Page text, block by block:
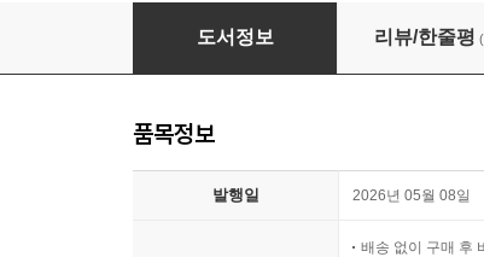
이왕이면 잘 팔리는 책을 쓰고 싶어
도서정보 리뷰/한줄평
품목정보
발행일 2026년 05월 08일
배송 없이 구매 후